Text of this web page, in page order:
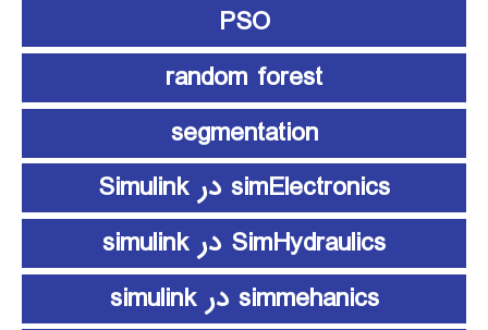
PSO
random forest
segmentation
simElectronics در Simulink
SimHydraulics در simulink
simmehanics در simulink